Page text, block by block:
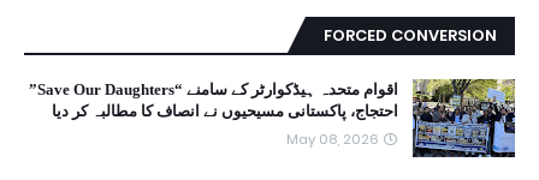
FORCED CONVERSION
اقوام متحدہ ہیڈکوارٹر کے سامنے “Save Our Daughters”
احتجاج، پاکستانی مسیحیوں نے انصاف کا مطالبہ کر دیا
May 08, 2026